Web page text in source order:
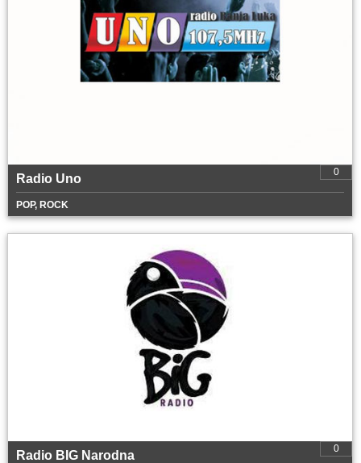
0
Radio Uno
POP, ROCK
0
Radio BIG Narodna